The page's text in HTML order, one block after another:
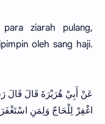
ziarah pulang,
oleh sang haji.
عَنْ أَبِيْ هُرَيْرَةَ قَالَ قَالَ
اغْفِرْ لِلْحَاجّ وَلِمَنِ